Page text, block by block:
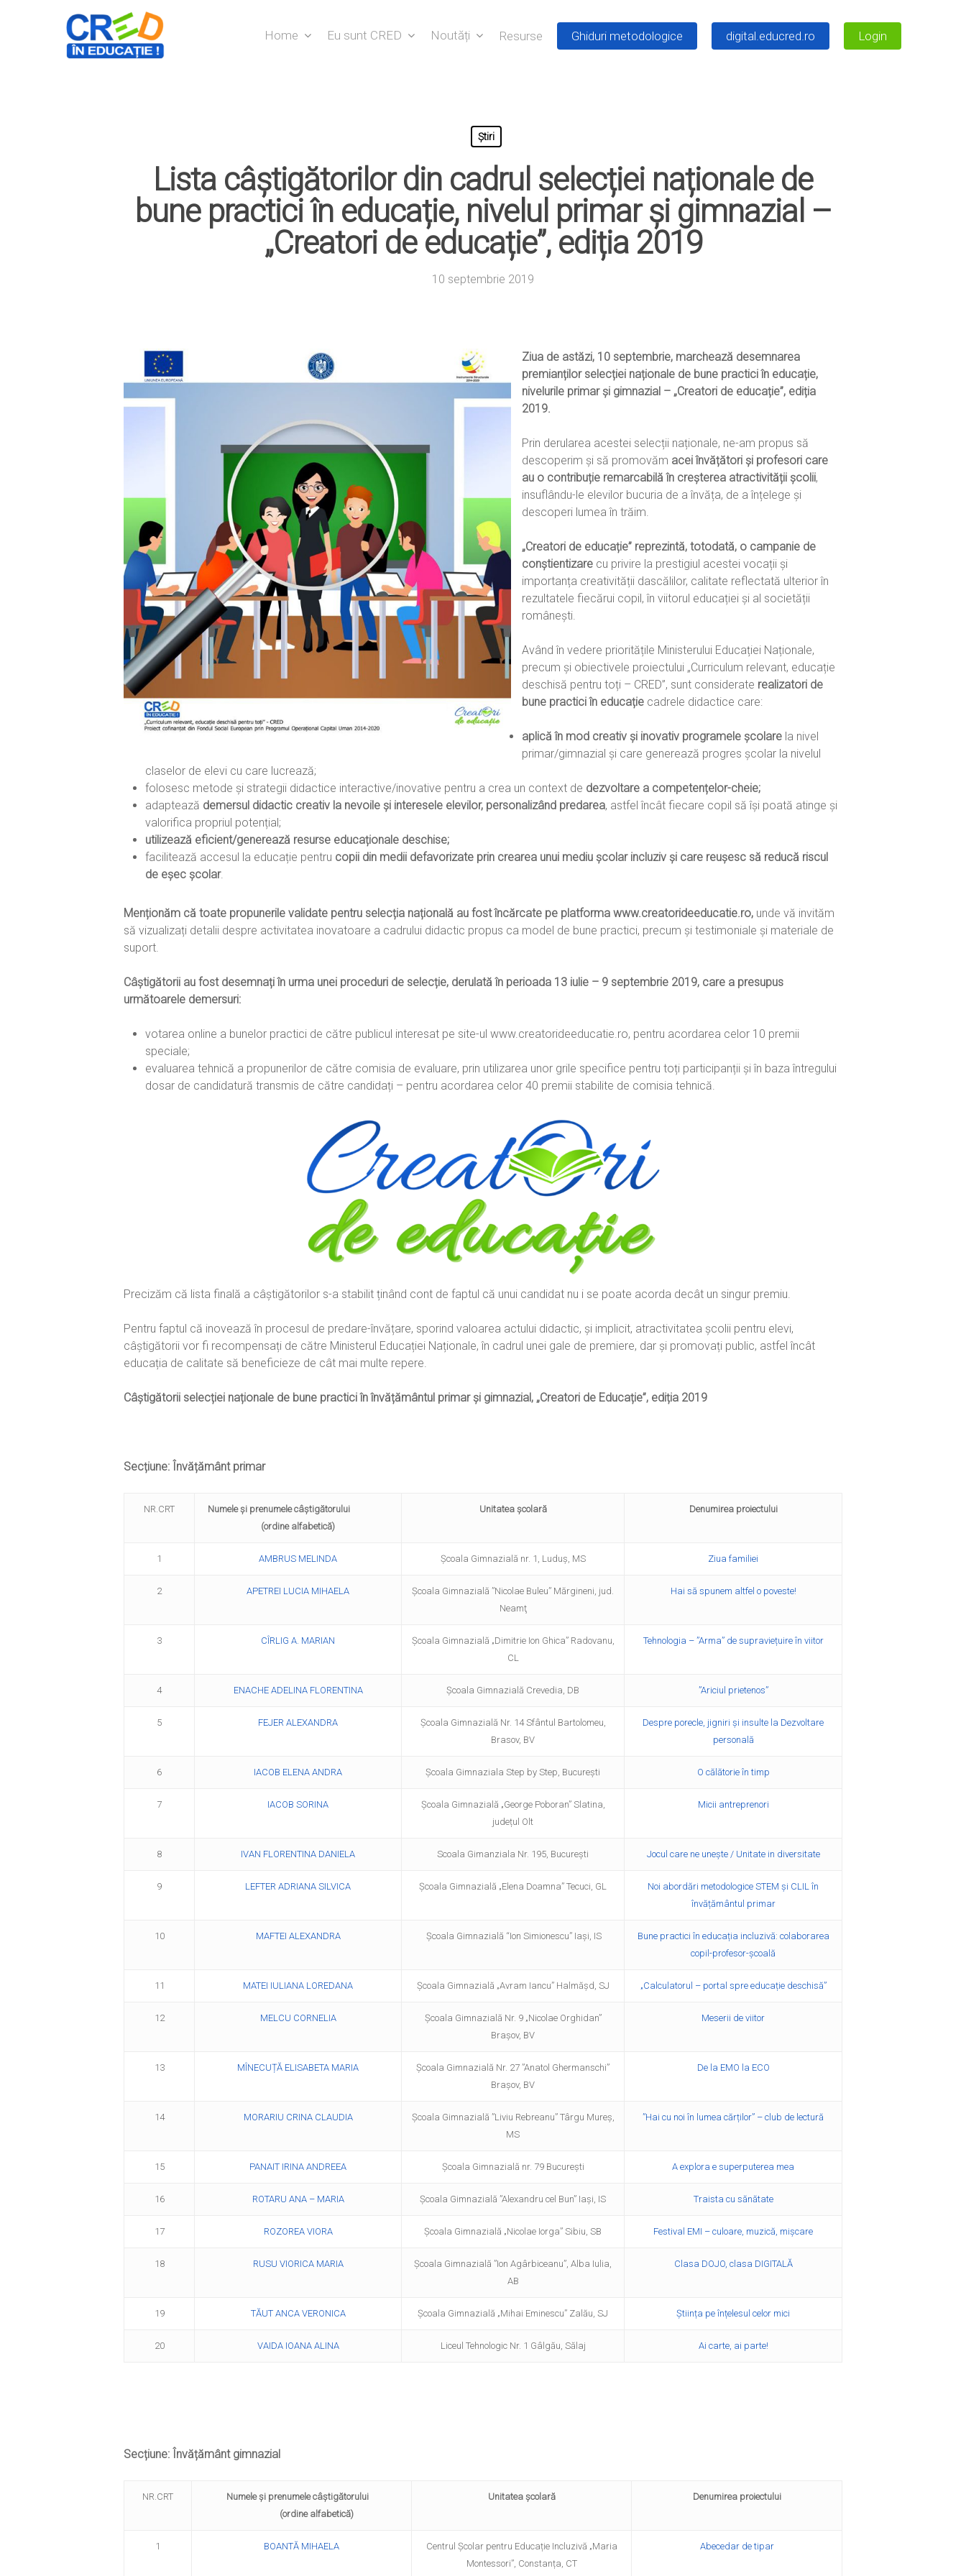
Hit enter to search or ESC to close
Home Eu sunt CRED Noutăți Resurse Ghiduri metodologice digital.educred.ro Login
Știri
Lista câștigătorilor din cadrul selecției naționale de
bune practici în educație, nivelul primar și gimnazial –
„Creatori de educație”, ediția 2019
10 septembrie 2019
Ziua de astăzi, 10 septembrie, marchează desemnarea
premianților selecției naționale de bune practici în educație,
nivelurile primar și gimnazial – „Creatori de educație”, ediția
2019.
Prin derularea acestei selecții naționale, ne-am propus să
descoperim și să promovăm acei învățători și profesori care
au o contribuție remarcabilă în creșterea atractivității școlii,
insuflându-le elevilor bucuria de a învăța, de a înțelege și
descoperi lumea în trăim.
„Creatori de educație” reprezintă, totodată, o campanie de
conștientizare cu privire la prestigiul acestei vocații și
importanța creativității dascălilor, calitate reflectată ulterior în
rezultatele fiecărui copil, în viitorul educației și al societății
românești.
Având în vedere prioritățile Ministerului Educației Naționale,
precum și obiectivele proiectului „Curriculum relevant, educație
deschisă pentru toți – CRED”, sunt considerate realizatori de
bune practici în educație cadrele didactice care:
aplică în mod creativ și inovativ programele școlare la nivel
primar/gimnazial și care generează progres școlar la nivelul
claselor de elevi cu care lucrează;
folosesc metode și strategii didactice interactive/inovative pentru a crea un context de dezvoltare a competențelor-cheie;
adaptează demersul didactic creativ la nevoile și interesele elevilor, personalizând predarea, astfel încât fiecare copil să își poată atinge și
valorifica propriul potențial;
utilizează eficient/generează resurse educaționale deschise;
facilitează accesul la educație pentru copii din medii defavorizate prin crearea unui mediu școlar incluziv și care reușesc să reducă riscul
de eșec școlar.
Menționăm că toate propunerile validate pentru selecția națională au fost încărcate pe platforma www.creatorideeducatie.ro, unde vă invităm
să vizualizați detalii despre activitatea inovatoare a cadrului didactic propus ca model de bune practici, precum și testimoniale și materiale de
suport.
Câștigătorii au fost desemnați în urma unei proceduri de selecție, derulată în perioada 13 iulie – 9 septembrie 2019, care a presupus
următoarele demersuri:
votarea online a bunelor practici de către publicul interesat pe site-ul www.creatorideeducatie.ro, pentru acordarea celor 10 premii
speciale;
evaluarea tehnică a propunerilor de către comisia de evaluare, prin utilizarea unor grile specifice pentru toți participanții și în baza întregului
dosar de candidatură transmis de către candidați – pentru acordarea celor 40 premii stabilite de comisia tehnică.
Precizăm că lista finală a câștigătorilor s-a stabilit ținând cont de faptul că unui candidat nu i se poate acorda decât un singur premiu.
Pentru faptul că inovează în procesul de predare-învățare, sporind valoarea actului didactic, și implicit, atractivitatea școlii pentru elevi,
câștigătorii vor fi recompensați de către Ministerul Educației Naționale, în cadrul unei gale de premiere, dar și promovați public, astfel încât
educația de calitate să beneficieze de cât mai multe repere.
Câștigătorii selecției naționale de bune practici în învățământul primar și gimnazial, „Creatori de Educație”, ediția 2019
Secțiune: Învățământ primar
NR.CRT
Numele şi prenumele câștigătorului
(ordine alfabetică)
Unitatea școlară Denumirea proiectului
1 AMBRUS MELINDA Şcoala Gimnazială nr. 1, Luduş, MS Ziua familiei
2 APETREI LUCIA MIHAELA
Şcoala Gimnazială ”Nicolae Buleu” Mărgineni, jud.
Neamţ
Hai să spunem altfel o poveste!
3 CÎRLIG A. MARIAN
Școala Gimnazială „Dimitrie Ion Ghica” Radovanu,
CL
Tehnologia – ”Arma” de supraviețuire în viitor
4 ENACHE ADELINA FLORENTINA Școala Gimnazială Crevedia, DB ”Ariciul prietenos”
5 FEJER ALEXANDRA
Școala Gimnazială Nr. 14 Sfântul Bartolomeu,
Brasov, BV
Despre porecle, jigniri şi insulte la Dezvoltare
personală
6 IACOB ELENA ANDRA Școala Gimnaziala Step by Step, București O călătorie în timp
7 IACOB SORINA
Școala Gimnazială „George Poboran” Slatina,
județul Olt
Micii antreprenori
8 IVAN FLORENTINA DANIELA Scoala Gimanziala Nr. 195, București Jocul care ne unește / Unitate in diversitate
9 LEFTER ADRIANA SILVICA Școala Gimnazială „Elena Doamna” Tecuci, GL
Noi abordări metodologice STEM și CLIL în
învățământul primar
10 MAFTEI ALEXANDRA Școala Gimnazială “Ion Simionescu” Iași, IS
Bune practici în educația incluzivă: colaborarea
copil-profesor-școală
11 MATEI IULIANA LOREDANA Școala Gimnazială „Avram Iancu” Halmășd, SJ „Calculatorul – portal spre educație deschisă”
12 MELCU CORNELIA
Școala Gimnazială Nr. 9 „Nicolae Orghidan”
Brașov, BV
Meserii de viitor
13 MÎNECUȚĂ ELISABETA MARIA
Școala Gimnazială Nr. 27 ”Anatol Ghermanschi”
Brașov, BV
De la EMO la ECO
14 MORARIU CRINA CLAUDIA
Școala Gimnazială ”Liviu Rebreanu” Târgu Mureș,
MS
”Hai cu noi în lumea cărților” – club de lectură
15 PANAIT IRINA ANDREEA Școala Gimnazială nr. 79 București A explora e superputerea mea
16 ROTARU ANA – MARIA Școala Gimnazială ”Alexandru cel Bun” Iași, IS Traista cu sănătate
17 ROZOREA VIORA Școala Gimnazială „Nicolae Iorga” Sibiu, SB Festival EMI – culoare, muzică, mișcare
18 RUSU VIORICA MARIA
Școala Gimnazială ”Ion Agârbiceanu”, Alba Iulia,
AB
Clasa DOJO, clasa DIGITALĂ
19 TĂUT ANCA VERONICA Școala Gimnazială „Mihai Eminescu” Zalău, SJ Ştiința pe înțelesul celor mici
20 VAIDA IOANA ALINA Liceul Tehnologic Nr. 1 Gâlgău, Sălaj Ai carte, ai parte!
Secțiune: Învățământ gimnazial
NR.CRT
Numele şi prenumele câștigătorului
(ordine alfabetică)
Unitatea școlară Denumirea proiectului
1 BOANTĂ MIHAELA
Centrul Școlar pentru Educație Incluzivă „Maria
Montessori”, Constanța, CT
Abecedar de tipar